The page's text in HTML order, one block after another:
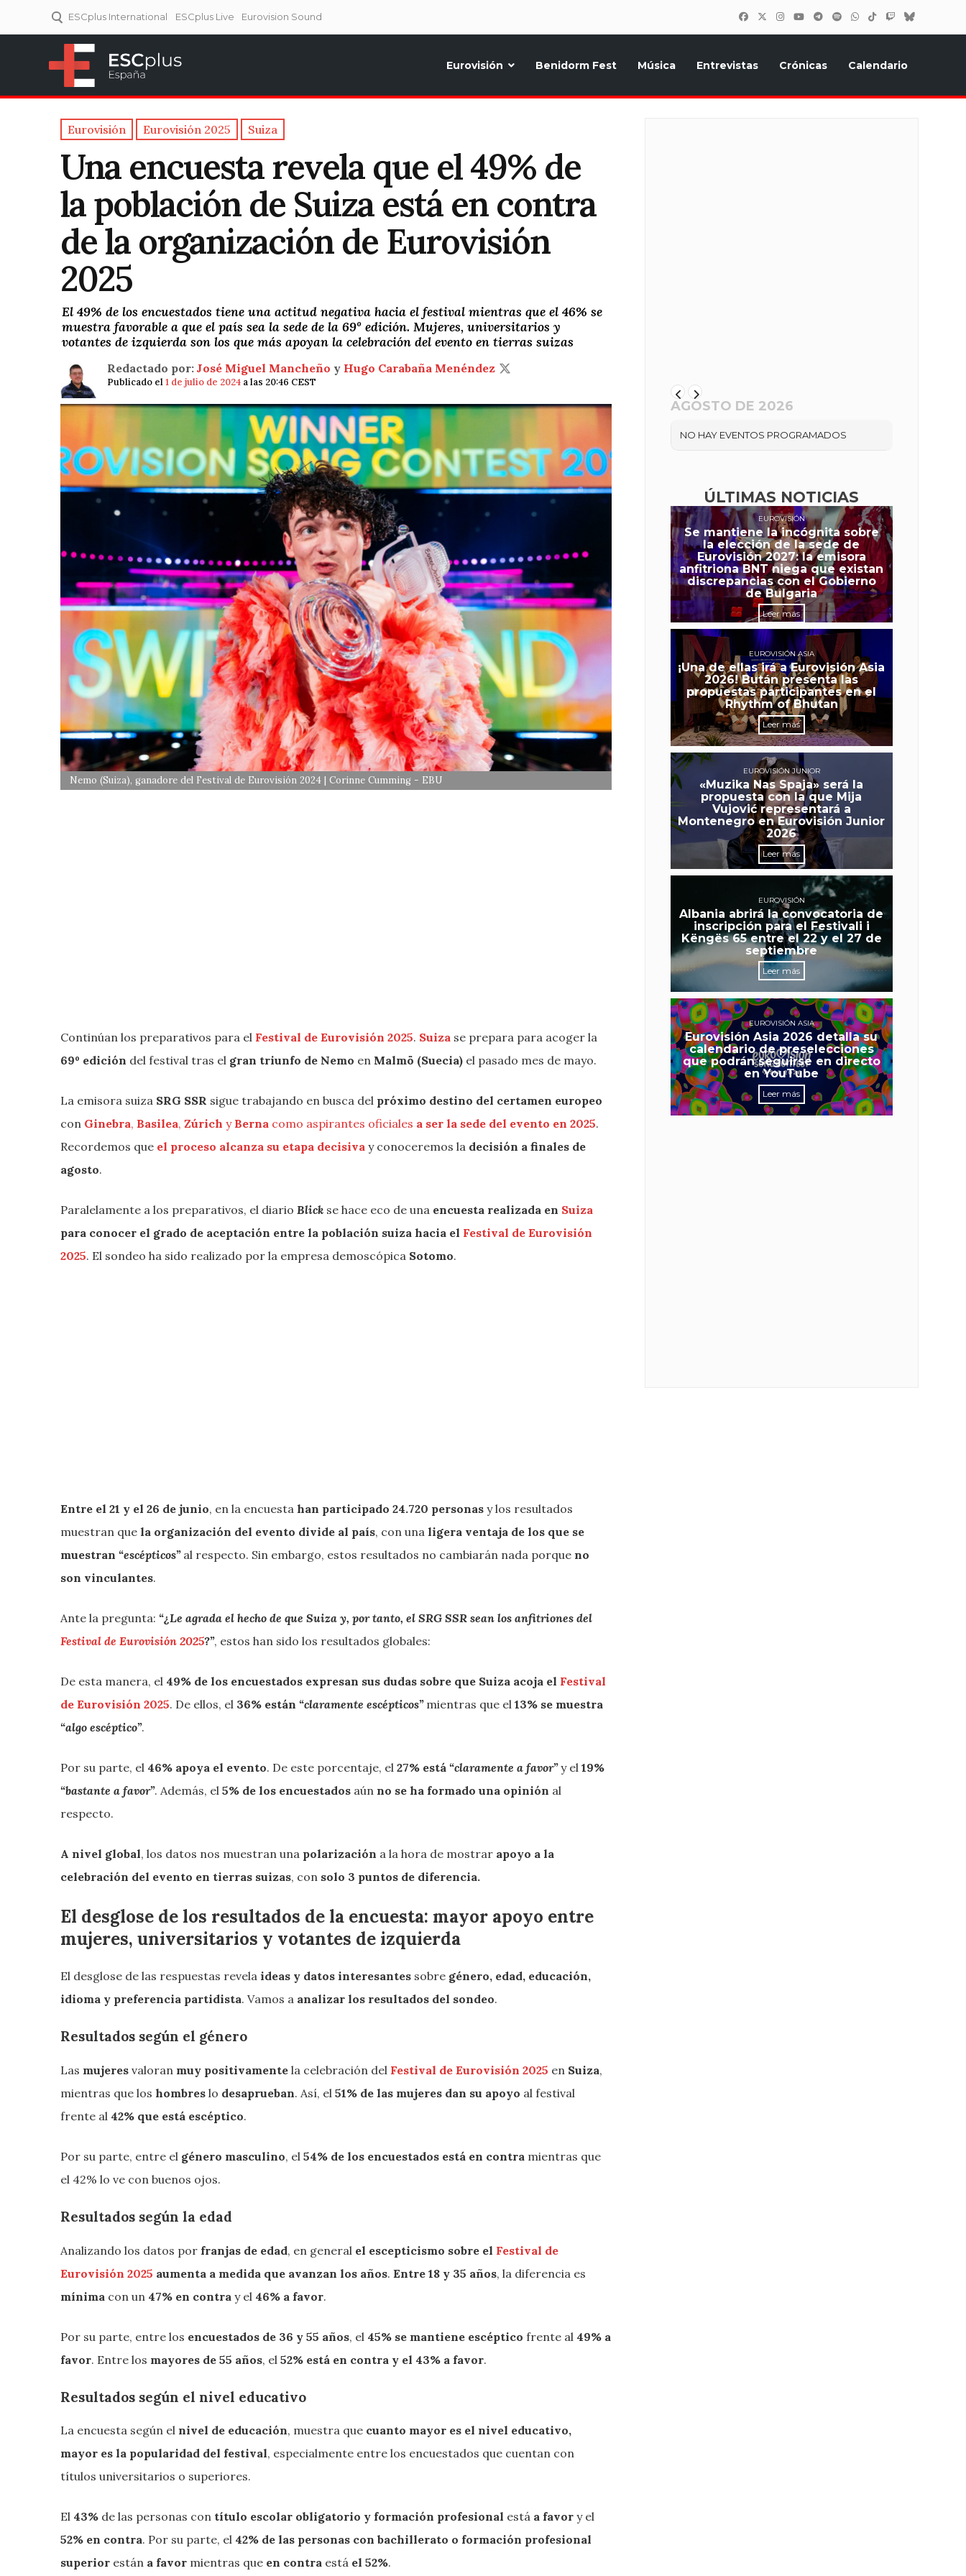
ESCplus International ESCplus Live Eurovision Sound
Eurovisión Benidorm Fest Música Entrevistas Crónicas Calendario
Eurovisión Eurovisión 2025 Suiza
Una encuesta revela que el 49% de
la población de Suiza está en contra
de la organización de Eurovisión
2025
El 49% de los encuestados tiene una actitud negativa hacia el festival mientras que el 46% se
muestra favorable a que el país sea la sede de la 69º edición. Mujeres, universitarios y
votantes de izquierda son los que más apoyan la celebración del evento en tierras suizas
Redactado por: José Miguel Mancheño y Hugo Carabaña Menéndez
Publicado el1 de julio de 2024 a las 20:46 CEST
Nemo (Suiza), ganadore del Festival de Eurovisión 2024 | Corinne Cumming - EBU
Continúan los preparativos para el Festival de Eurovisión 2025. Suiza se prepara para acoger la
69º edición del festival tras el gran triunfo de Nemo en Malmö (Suecia) el pasado mes de mayo.
La emisora suiza SRG SSR sigue trabajando en busca del próximo destino del certamen europeo
con Ginebra, Basilea, Zúrich y Berna como aspirantes oficiales a ser la sede del evento en 2025.
Recordemos que el proceso alcanza su etapa decisiva y conoceremos la decisión a finales de
agosto.
Paralelamente a los preparativos, el diario Blick se hace eco de una encuesta realizada en Suiza
para conocer el grado de aceptación entre la población suiza hacia el Festival de Eurovisión
2025. El sondeo ha sido realizado por la empresa demoscópica Sotomo.
Entre el 21 y el 26 de junio, en la encuesta han participado 24.720 personas y los resultados
muestran que la organización del evento divide al país, con una ligera ventaja de los que se
muestran “escépticos”al respecto. Sin embargo, estos resultados no cambiarán nada porque no
son vinculantes.
Ante la pregunta: “¿Le agrada el hecho de que Suiza y, por tanto, el SRG SSR sean los anfitriones del
Festival de Eurovisión 2025?”, estos han sido los resultados globales:
De esta manera, el 49% de los encuestados expresan sus dudas sobre que Suiza acoja el Festival
de Eurovisión 2025. De ellos, el 36% están “claramente escépticos”mientras que el 13% se muestra
“algo escéptico”.
Por su parte, el 46% apoya el evento. De este porcentaje, el 27% está “claramente a favor” y el 19%
“bastante a favor”. Además, el 5% de los encuestados aún no se ha formado una opinión al
respecto.
A nivel global, los datos nos muestran una polarización a la hora de mostrar apoyo a la
celebración del evento en tierras suizas, con solo 3 puntos de diferencia.
El desglose de los resultados de la encuesta: mayor apoyo entre
mujeres, universitarios y votantes de izquierda
El desglose de las respuestas revela ideas y datos interesantes sobre género, edad, educación,
idioma y preferencia partidista. Vamos a analizar los resultados del sondeo.
Resultados según el género
Las mujeres valoran muy positivamente la celebración del Festival de Eurovisión 2025 en Suiza,
mientras que los hombres lo desaprueban. Así, el 51% de las mujeres dan su apoyo al festival
frente al 42% que está escéptico.
Por su parte, entre el género masculino, el 54% de los encuestados está en contra mientras que
el 42% lo ve con buenos ojos.
Resultados según la edad
Analizando los datos por franjas de edad, en general el escepticismo sobre el Festival de
Eurovisión 2025 aumenta a medida que avanzan los años. Entre 18 y 35 años, la diferencia es
mínima con un 47% en contra y el 46% a favor.
Por su parte, entre los encuestados de 36 y 55 años, el 45% se mantiene escéptico frente al 49% a
favor. Entre los mayores de 55 años, el 52% está en contra y el 43% a favor.
Resultados según el nivel educativo
La encuesta según el nivel de educación, muestra que cuanto mayor es el nivel educativo,
mayor es la popularidad del festival, especialmente entre los encuestados que cuentan con
títulos universitarios o superiores.
El 43% de las personas con título escolar obligatorio y formación profesional está a favor y el
52% en contra. Por su parte, el 42% de las personas con bachillerato o formación profesional
superior están a favor mientras que en contra está el 52%.
AGOSTO DE 2026
NO HAY EVENTOS PROGRAMADOS
ÚLTIMAS NOTICIAS
EUROVISIÓN
Se mantiene la incógnita sobre
la elección de la sede de
Eurovisión 2027: la emisora
anfitriona BNT niega que existan
discrepancias con el Gobierno
de Bulgaria
Leer más
EUROVISIÓN ASIA
¡Una de ellas irá a Eurovisión Asia
2026! Bután presenta las
propuestas participantes en el
Rhythm of Bhutan
Leer más
EUROVISIÓN JUNIOR
«Muzika Nas Spaja» será la
propuesta con la que Mija
Vujović representará a
Montenegro en Eurovisión Junior
2026
Leer más
EUROVISIÓN
Albania abrirá la convocatoria de
inscripción para el Festivali i
Këngës 65 entre el 22 y el 27 de
septiembre
Leer más
EUROVISIÓN ASIA
Eurovisión Asia 2026 detalla su
calendario de preselecciones
que podrán seguirse en directo
en YouTube
Leer más